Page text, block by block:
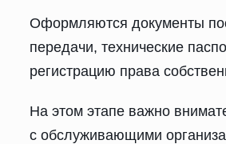
Оформляются документы
передачи, технические
регистрацию права
На этом этапе важно
с обслуживающими